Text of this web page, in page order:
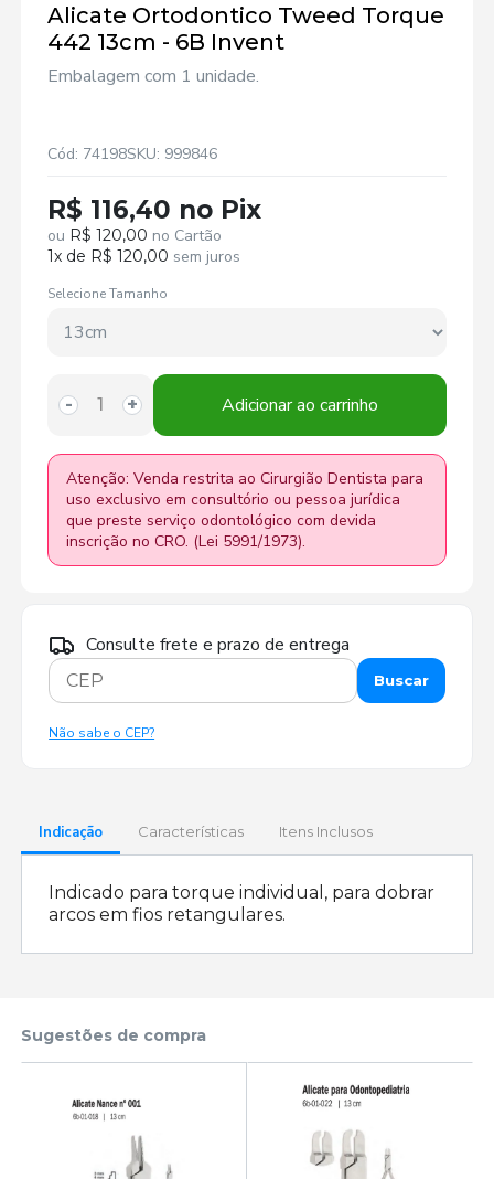
Alicate Ortodontico Tweed Torque
442 13cm - 6B Invent
Embalagem com 1 unidade.
Cód: 74198SKU: 999846
R$ 116,40 no Pix
ou R$ 120,00 no Cartão
1x de R$ 120,00 sem juros
Selecione Tamanho
- + Adicionar ao carrinho
Atenção: Venda restrita ao Cirurgião Dentista para
uso exclusivo em consultório ou pessoa jurídica
que preste serviço odontológico com devida
inscrição no CRO. (Lei 5991/1973).
Consulte frete e prazo de entrega
Buscar
Não sabe o CEP?
Indicação Características Itens Inclusos
Indicado para torque individual, para dobrar
arcos em fios retangulares.
Sugestões de compra